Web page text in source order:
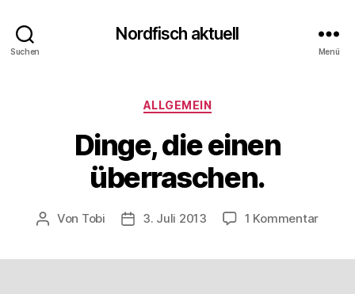
Suchen
Nordfisch aktuell
Menü
Kategorien
ALLGEMEIN
Dinge, die einen
überraschen.
Beitragsautor
Von Tobi Beitragsdatum
3. Juli 2013 1 Kommentarzu